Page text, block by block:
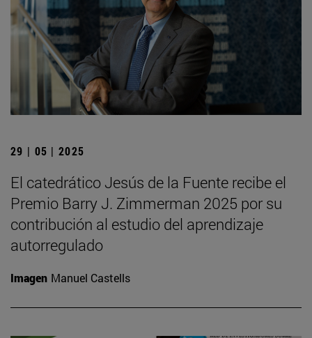
29 | 05 | 2025
El catedrático Jesús de la Fuente recibe el
Premio Barry J. Zimmerman 2025 por su
contribución al estudio del aprendizaje
autorregulado
Imagen Manuel Castells